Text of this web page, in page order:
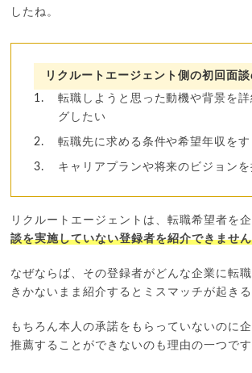
したね。
リクルートエージェント側の初回面
転職しようと思った動機や背景を
グしたい
転職先に求める条件や希望年収を
キャリアプランや将来のビジョン
リクルートエージェントは、転職希望者を
談を実施していない登録者を紹介できません
なぜならば、その登録者がどんな企業に転
きかないまま紹介するとミスマッチが起きる
もちろん本人の承諾をもらっていないのに
推薦することができないのも理由の一つです